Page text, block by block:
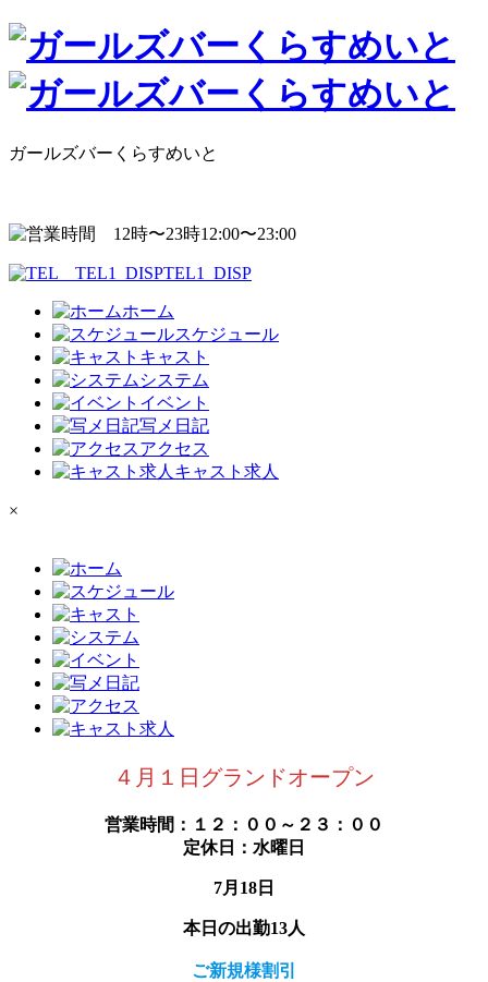
ガールズバーくらすめいと
12:00〜23:00
TEL1_DISP
ホーム
スケジュール
キャスト
システム
イベント
写メ日記
アクセス
キャスト求人
×
４月１日グランドオープン
営業時間：１２：００～２３：００
定休日：水曜日
7月18日
本日の出勤13人
ご新規様割引